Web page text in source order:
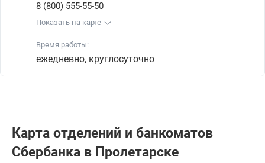
8 (800) 555-55-50
Показать на карте
Время работы:
ежедневно, круглосуточно
Карта отделений и банкоматов
Сбербанкa в Пролетарске